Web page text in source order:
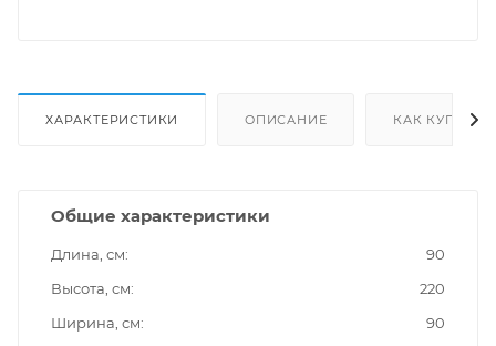
ХАРАКТЕРИСТИКИ ОПИСАНИЕ КАК КУПИТЬ
Общие характеристики
Длина, см
90
Высота, см
220
Ширина, см
90